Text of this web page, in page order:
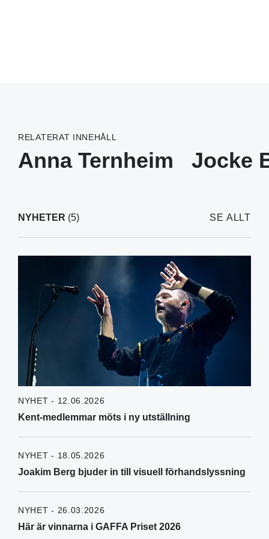
RELATERAT INNEHÅLL
Anna Ternheim Jocke
NYHETER (5) SE ALLT
NYHET - 12.06.2026
Kent-medlemmar möts i ny utställning
NYHET - 18.05.2026
Joakim Berg bjuder in till visuell förhandslyssning
NYHET - 26.03.2026
Här är vinnarna i GAFFA Priset 2026